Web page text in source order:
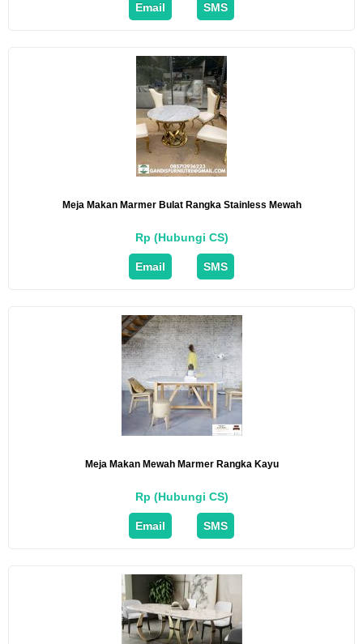
Email SMS
Meja Makan Marmer Bulat Rangka Stainless Mewah
Rp (Hubungi CS)
Email SMS
Meja Makan Mewah Marmer Rangka Kayu
Rp (Hubungi CS)
Email SMS